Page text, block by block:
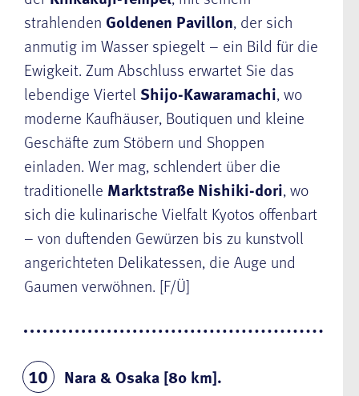
strahlenden Goldenen Pavillon, der sich
anmutig im Wasser spiegelt – ein Bild für die
Ewigkeit. Zum Abschluss erwartet Sie das
lebendige Viertel Shijo-Kawaramachi, wo
moderne Kaufhäuser, Boutiquen und kleine
Geschäfte zum Stöbern und Shoppen
einladen. Wer mag, schlendert über die
traditionelle Marktstraße Nishiki-dori, wo
sich die kulinarische Vielfalt Kyotos offenbart
– von duftenden Gewürzen bis zu kunstvoll
angerichteten Delikatessen, die Auge und
Gaumen verwöhnen. [F/Ü]
10
Nara & Osaka [80 km].